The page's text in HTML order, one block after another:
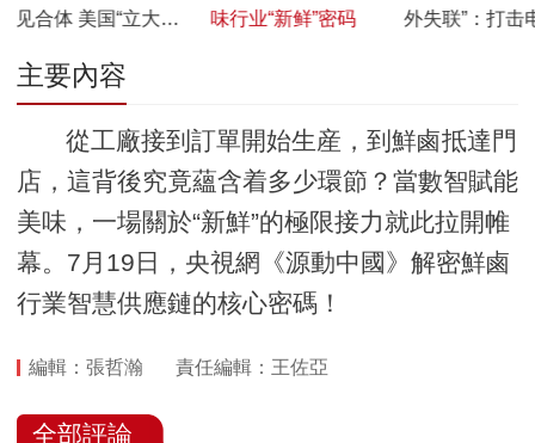
见合体 美国“立大
味行业“新鲜”密码
外失联”：打击
主要內容
從工廠接到訂單開始生産，到鮮鹵抵達門
店，這背後究竟蘊含着多少環節？當數智賦能
美味，一場關於“新鮮”的極限接力就此拉開帷
幕。7月19日，央視網《源動中國》解密鮮鹵
行業智慧供應鏈的核心密碼！
編輯：張哲瀚 責任編輯：王佐亞
全部評論